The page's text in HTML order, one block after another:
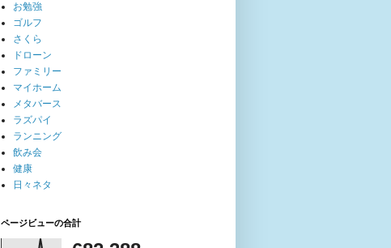
お勉強
ゴルフ
さくら
ドローン
ファミリー
マイホーム
メタバース
ラズパイ
ランニング
飲み会
健康
日々ネタ
ページビューの合計